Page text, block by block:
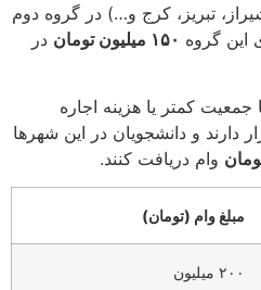
تبریز، کرج و…) در گروه دوم
گروه۱۵۰ میلیون تومان
در
کمتر یا هزینه اجاره
و دانشجویان در این شهرها
وام دریافت کنند.
وام (تومان)